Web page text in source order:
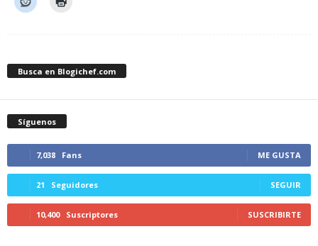
Busca en Blogichef.com
Síguenos
7,038 Fans ME GUSTA
21 Seguidores SEGUIR
10,400 Suscriptores SUSCRIBIRTE